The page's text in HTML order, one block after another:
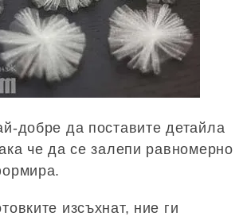
добре да поставите детайла
че да се залепи равномерно
изсъхнат, ние ги